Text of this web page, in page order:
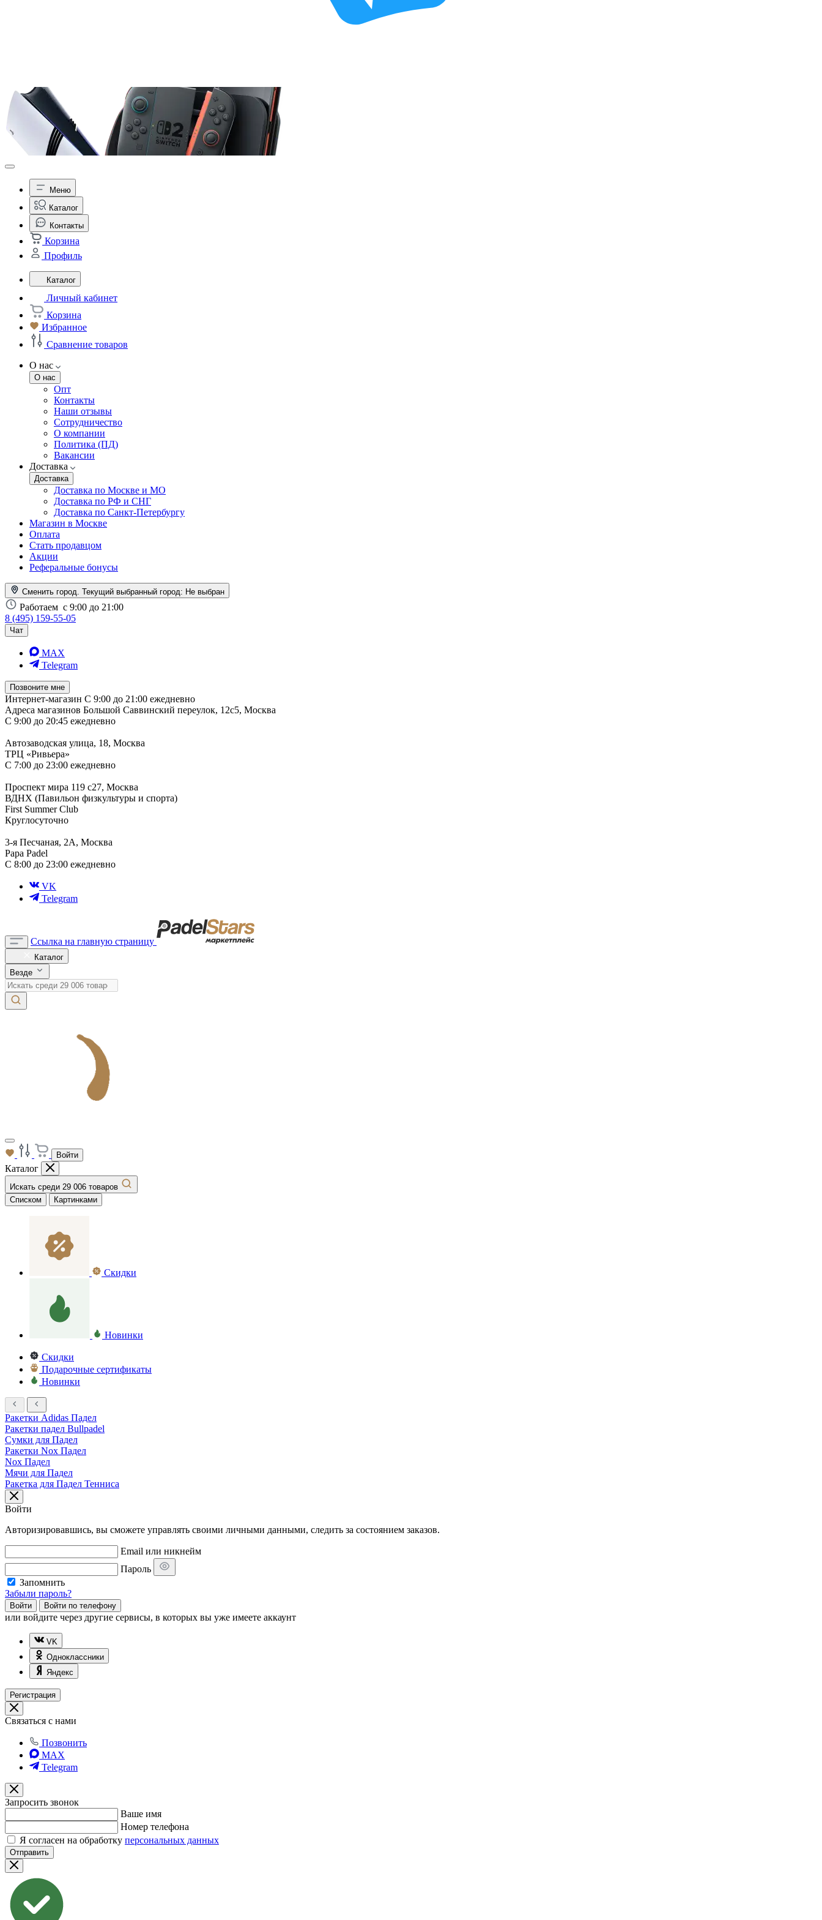
Меню
Каталог
Контакты
Корзина
Профиль
Каталог
Личный кабинет
Корзина
Избранное
Сравнение товаров
О нас
О нас
Опт
Контакты
Наши отзывы
Сотрудничество
О компании
Политика (ПД)
Вакансии
Доставка
Доставка
Доставка по Москве и МО
Доставка по РФ и СНГ
Доставка по Санкт-Петербургу
Магазин в Москве
Оплата
Стать продавцом
Акции
Реферальные бонусы
Сменить город. Текущий выбранный город: Не выбран
Работаем с 9:00 до 21:00
8 (495) 159-55-05
Чат
MAX
Telegram
Позвоните мне
Интернет-магазин С 9:00 до 21:00 ежедневно
Адреса магазинов Большой Саввинский переулок, 12с5, Москва
С 9:00 до 20:45 ежедневно
Автозаводская улица, 18, Москва
ТРЦ «Ривьера»
С 7:00 до 23:00 ежедневно
Проспект мира 119 с27, Москва
ВДНХ (Павильон физкультуры и спорта)
First Summer Club
Круглосуточно
3-я Песчаная, 2А, Москва
Papa Padel
С 8:00 до 23:00 ежедневно
VK
Telegram
Ссылка на главную страницу
Каталог
Везде
Войти
Каталог
Искать среди 29 006 товаров
Списком
Картинками
Скидки
Новинки
Скидки
Подарочные сертификаты
Новинки
Ракетки Adidas Падел
Ракетки падел Bullpadel
Сумки для Падел
Ракетки Nox Падел
Nox Падел
Мячи для Падел
Ракетка для Падел Тенниса
Войти
Авторизировавшись, вы сможете управлять своими личными данными, следить за состоянием заказов.
Email или никнейм
Пароль
Запомнить
Забыли пароль?
Войти Войти по телефону
или войдите через другие сервисы, в которых вы уже имеете аккаунт
VK
Одноклассники
Яндекс
Регистрация
Связаться с нами
Позвонить
MAX
Telegram
Запросить звонок
Ваше имя
Номер телефона
Я согласен на обработку персональных данных
Отправить